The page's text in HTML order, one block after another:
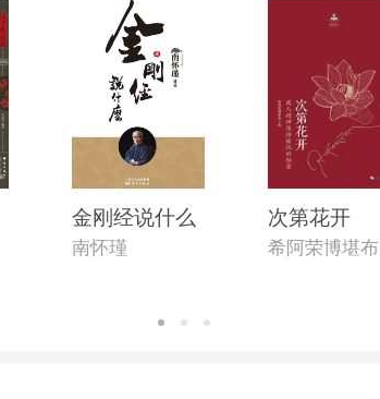
金刚经说什么
南怀瑾
次第花开
希阿荣博堪布